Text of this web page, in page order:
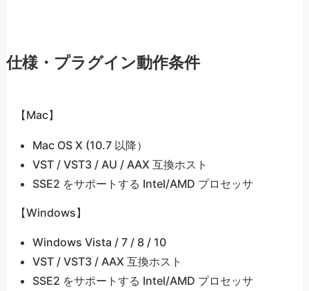
仕様・プラグイン動作条件
【Mac】
Mac OS X (10.7 以降）
VST / VST3 / AU / AAX 互換ホスト
SSE2 をサポートする Intel/AMD プロセッサ
【Windows】
Windows Vista / 7 / 8 / 10
VST / VST3 / AAX 互換ホスト
SSE2 をサポートする Intel/AMD プロセッサ